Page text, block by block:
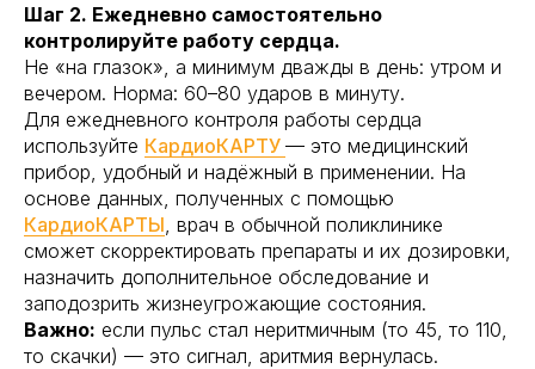
Шаг 2. Ежедневно самостоятельно
контролируйте работу сердца.
Не «на глазок», а минимум дважды в день: утром и
вечером. Норма: 60–80 ударов в минуту.
Для ежедневного контроля работы сердца
используйте КардиоКАРТУ — это медицинский
прибор, удобный и надёжный в применении. На
основе данных, полученных с помощью
КардиоКАРТЫ , врач в обычной поликлинике
сможет скорректировать препараты и их дозировки,
назначить дополнительное обследование и
заподозрить жизнеугрожающие состояния.
Важно: если пульс стал неритмичным (то 45, то 110,
то скачки) — это сигнал, аритмия вернулась.